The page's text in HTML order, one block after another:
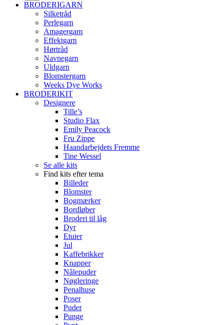
BRODERIGARN
Silketråd
Perlegarn
Amagergarn
Effektgarn
Hørtråd
Navnegarn
Uldgarn
Blomstergarn
Weeks Dye Works
BRODERIKIT
Designere
Tille’s
Studio Flax
Emily Peacock
Fru Zippe
Haandarbejdets Fremme
Tine Wessel
Se alle kits
Find kits efter tema
Billeder
Blomster
Bogmærker
Bordløber
Broderi til låg
Dyr
Etuier
Jul
Kaffebrikker
Knapper
Nålepuder
Nøgleringe
Penalhuse
Poser
Puder
Punge